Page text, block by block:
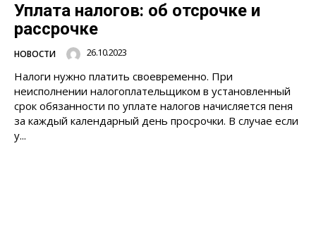
Уплата налогов: об отсрочке и
рассрочке
НОВОСТИ 26.10.2023
Налоги нужно платить своевременно. При
неисполнении налогоплательщиком в установленный
срок обязанности по уплате налогов начисляется пеня
за каждый календарный день просрочки. В случае если
у...